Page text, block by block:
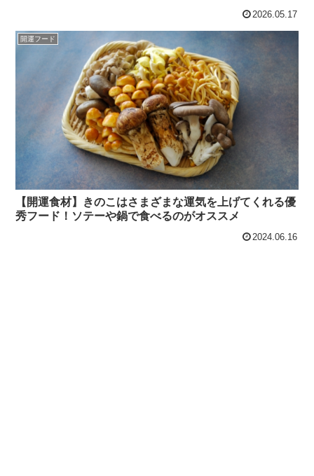
2026.05.17
開運フード
【開運食材】きのこはさまざまな運気を上げてくれる優
秀フード！ソテーや鍋で食べるのがオススメ
2024.06.16